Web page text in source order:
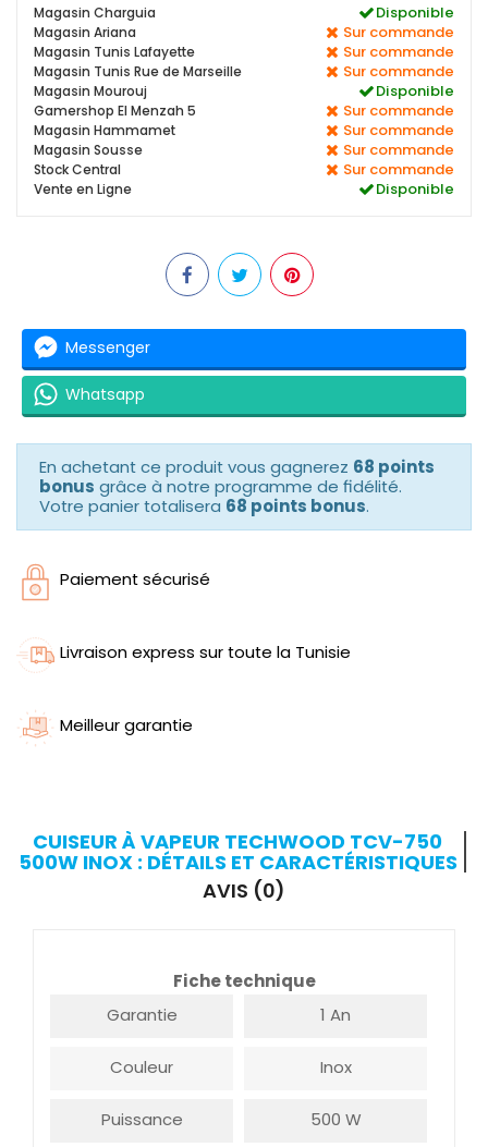
Magasin Charguia Disponible
Magasin Ariana Sur commande
Magasin Tunis Lafayette Sur commande
Magasin Tunis Rue de Marseille Sur commande
Magasin Mourouj Disponible
Gamershop El Menzah 5 Sur commande
Magasin Hammamet Sur commande
Magasin Sousse Sur commande
Stock Central Sur commande
Vente en Ligne Disponible
Messenger
Whatsapp
En achetant ce produit vous gagnerez 68 points
bonus grâce à notre programme de fidélité.
Votre panier totalisera 68 points bonus.
Paiement sécurisé
Livraison express sur toute la Tunisie
Meilleur garantie
CUISEUR À VAPEUR TECHWOOD TCV-750
500W INOX : DÉTAILS ET CARACTÉRISTIQUES
AVIS (0)
Fiche technique
Garantie
1 An
Couleur Inox
Puissance 500 W